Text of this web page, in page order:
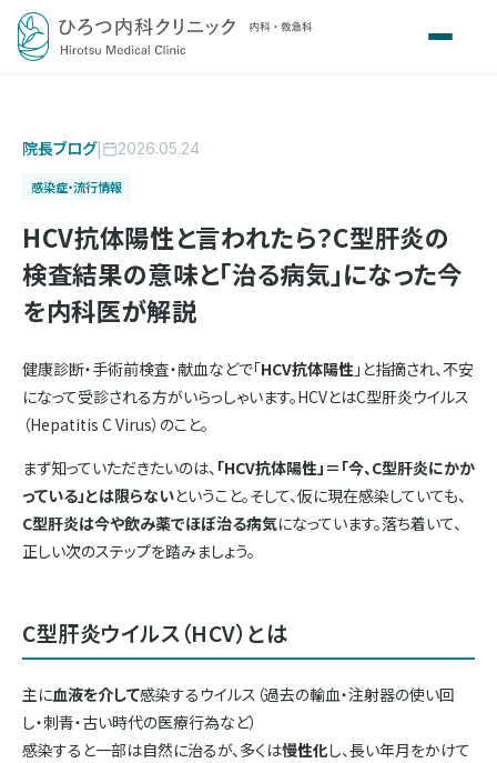
院長ブログ| 2026.05.24
感染症・流行情報
HCV抗体陽性と言われたら？C型肝炎の
検査結果の意味と「治る病気」になった今
を内科医が解説
健康診断・手術前検査・献血などで「HCV抗体陽性 」と指摘され、不安
になって受診される方がいらっしゃいます。HCVとはC型肝炎ウイルス
（Hepatitis C Virus）のこと。
まず知っていただきたいのは、 「HCV抗体陽性」＝「今、C型肝炎にかか
っている」とは限らないということ。そして、仮に現在感染していても、
C型肝炎は今や飲み薬でほぼ治る病気になっています。落ち着いて、
正しい次のステップを踏みましょう。
C型肝炎ウイルス（HCV）とは
主に血液を介して感染するウイルス（過去の輸血・注射器の使い回
し・刺青・古い時代の医療行為など）
感染すると一部は自然に治るが、多くは慢性化し、長い年月をかけて